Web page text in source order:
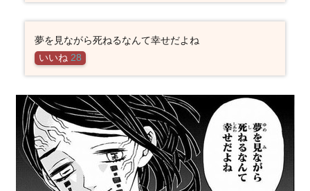
夢を見ながら死ねるなんて幸せだよね
いいね 28